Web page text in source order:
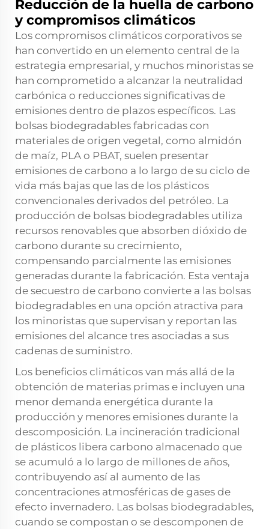
Reducción de la huella de carbono
y compromisos climáticos
Los compromisos climáticos corporativos se
han convertido en un elemento central de la
estrategia empresarial, y muchos minoristas se
han comprometido a alcanzar la neutralidad
carbónica o reducciones significativas de
emisiones dentro de plazos específicos. Las
bolsas biodegradables fabricadas con
materiales de origen vegetal, como almidón
de maíz, PLA o PBAT, suelen presentar
emisiones de carbono a lo largo de su ciclo de
vida más bajas que las de los plásticos
convencionales derivados del petróleo. La
producción de bolsas biodegradables utiliza
recursos renovables que absorben dióxido de
carbono durante su crecimiento,
compensando parcialmente las emisiones
generadas durante la fabricación. Esta ventaja
de secuestro de carbono convierte a las bolsas
biodegradables en una opción atractiva para
los minoristas que supervisan y reportan las
emisiones del alcance tres asociadas a sus
cadenas de suministro.
Los beneficios climáticos van más allá de la
obtención de materias primas e incluyen una
menor demanda energética durante la
producción y menores emisiones durante la
descomposición. La incineración tradicional
de plásticos libera carbono almacenado que
se acumuló a lo largo de millones de años,
contribuyendo así al aumento de las
concentraciones atmosféricas de gases de
efecto invernadero. Las bolsas biodegradables,
cuando se compostan o se descomponen de